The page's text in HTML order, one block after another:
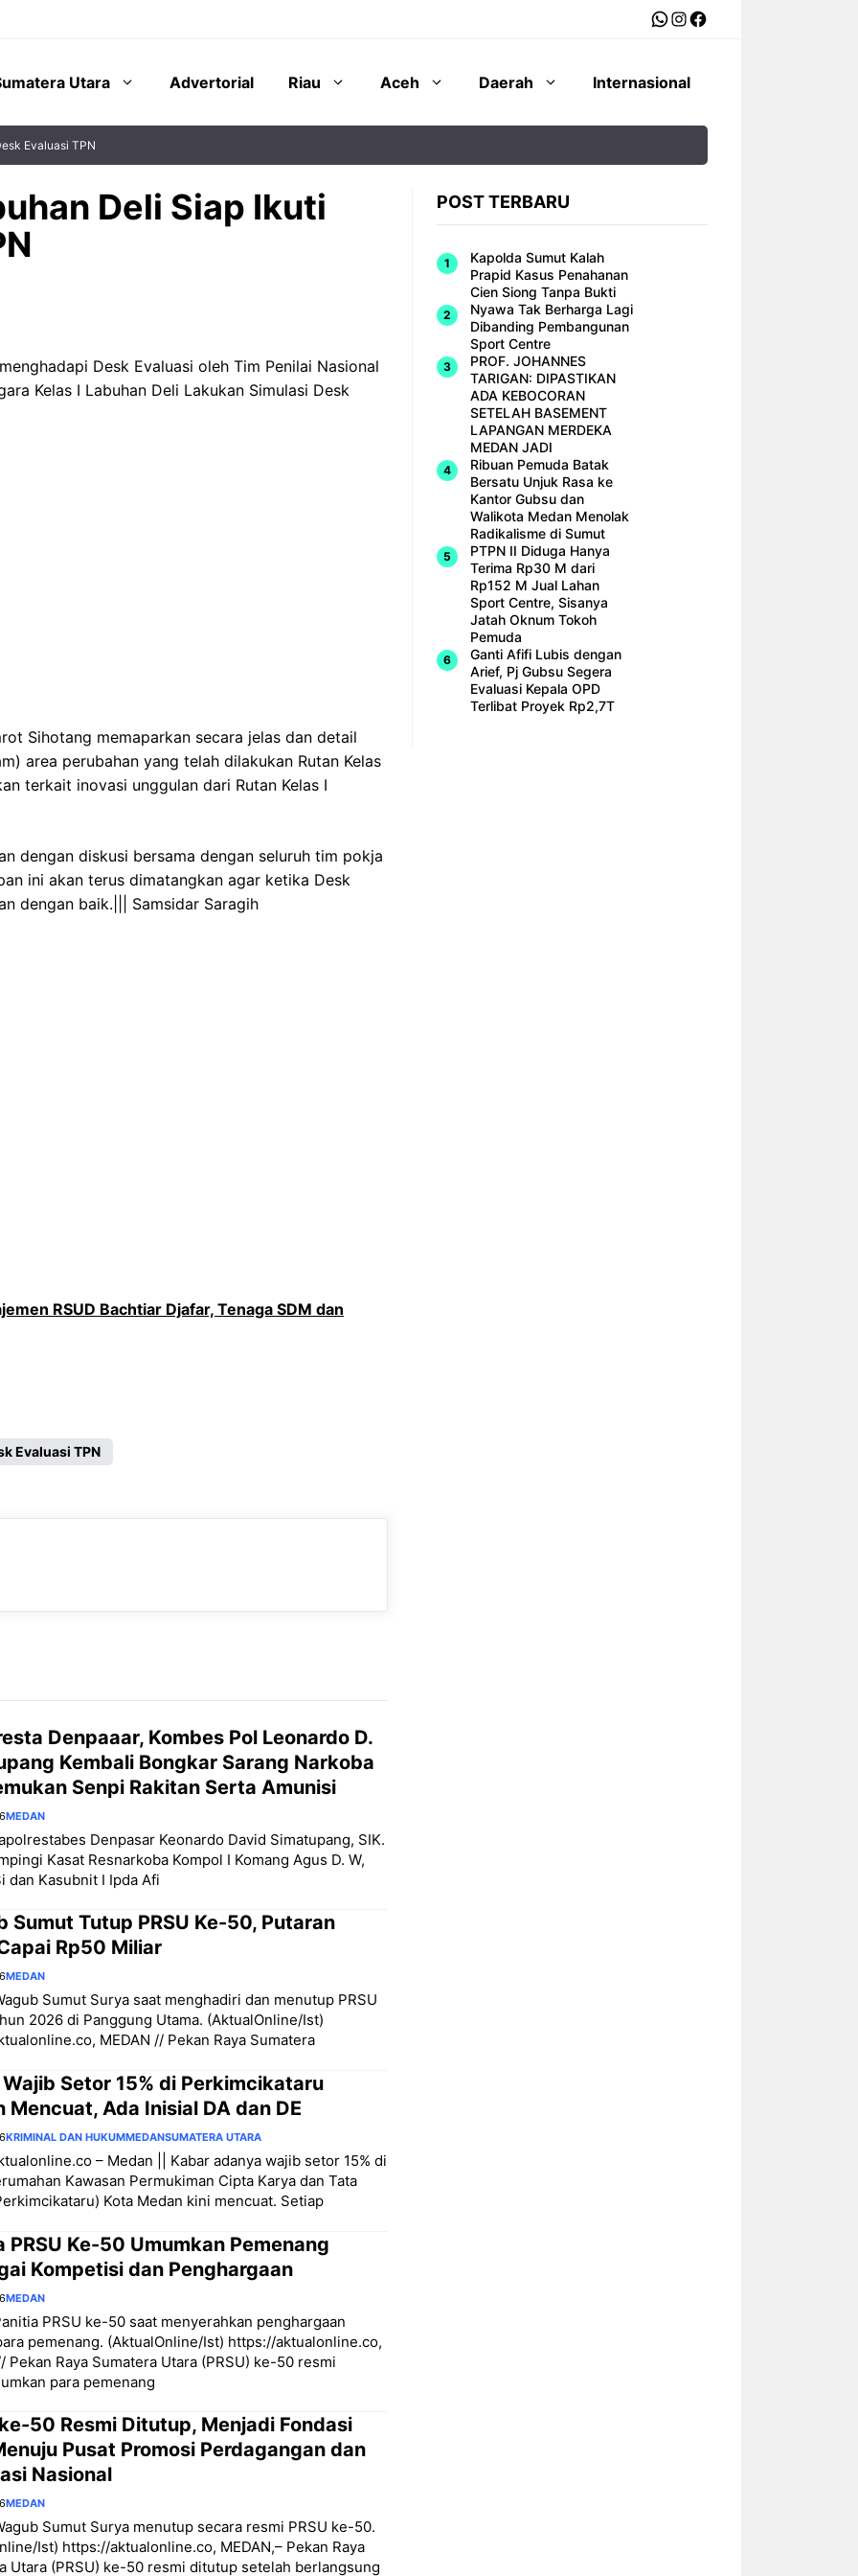
WhatsApp
Instagram
Facebook
Utara Advertorial Riau Aceh Daerah Internasional
Evaluasi TPN
Deli Siap Ikuti
Desk Evaluasi oleh Tim Penilai Nasional
Kelas I Labuhan Deli Lakukan Simulasi Desk
Sihotang memaparkan secara jelas dan detail
area perubahan yang telah dilakukan Rutan Kelas
terkait inovasi unggulan dari Rutan Kelas I
dengan diskusi bersama dengan seluruh tim pokja
ini akan terus dimatangkan agar ketika Desk
dengan baik.||| Samsidar Saragih
RSUD Bachtiar Djafar, Tenaga SDM dan
Evaluasi TPN
Denpaaar, Kombes Pol Leonardo D.
Kembali Bongkar Sarang Narkoba
Senpi Rakitan Serta Amunisi
MEDAN
Denpasar Keonardo David Simatupang, SIK.
Kasat Resnarkoba Kompol I Komang Agus D. W,
dan Kasubnit I Ipda Afi
Sumut Tutup PRSU Ke-50, Putaran
Rp50 Miliar
MEDAN
Sumut Surya saat menghadiri dan menutup PRSU
2026 di Panggung Utama. (AktualOnline/Ist)
MEDAN // Pekan Raya Sumatera
Setor 15% di Perkimcikataru
Mencuat, Ada Inisial DA dan DE
KRIMINAL DAN HUKUMMEDANSUMATERA UTARA
– Medan || Kabar adanya wajib setor 15% di
Kawasan Permukiman Cipta Karya dan Tata
Kota Medan kini mencuat. Setiap
PRSU Ke-50 Umumkan Pemenang
Kompetisi dan Penghargaan
MEDAN
PRSU ke-50 saat menyerahkan penghargaan
pemenang. (AktualOnline/Ist) https://aktualonline.co,
Pekan Raya Sumatera Utara (PRSU) ke-50 resmi
para pemenang
50 Resmi Ditutup, Menjadi Fondasi
Pusat Promosi Perdagangan dan
Nasional
MEDAN
Sumut Surya menutup secara resmi PRSU ke-50.
Ist) https://aktualonline.co, MEDAN,– Pekan Raya
Utara (PRSU) ke-50 resmi ditutup setelah berlangsung
POST TERBARU
Kapolda Sumut Kalah
Prapid Kasus Penahanan
Cien Siong Tanpa Bukti
Nyawa Tak Berharga Lagi
Dibanding Pembangunan
Sport Centre
PROF. JOHANNES
TARIGAN: DIPASTIKAN
ADA KEBOCORAN
SETELAH BASEMENT
LAPANGAN MERDEKA
MEDAN JADI
Ribuan Pemuda Batak
Bersatu Unjuk Rasa ke
Kantor Gubsu dan
Walikota Medan Menolak
Radikalisme di Sumut
PTPN II Diduga Hanya
Terima Rp30 M dari
Rp152 M Jual Lahan
Sport Centre, Sisanya
Jatah Oknum Tokoh
Pemuda
Ganti Afifi Lubis dengan
Arief, Pj Gubsu Segera
Evaluasi Kepala OPD
Terlibat Proyek Rp2,7T